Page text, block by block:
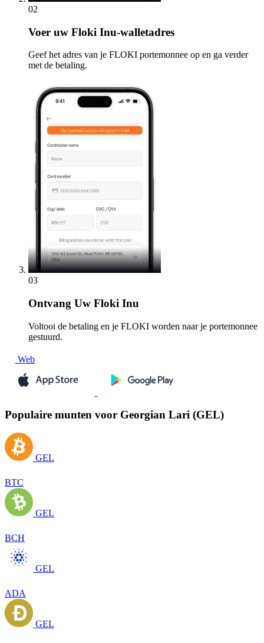
02
Voer uw Floki Inu-walletadres
Geef het adres van je FLOKI portemonnee op en ga verder
met de betaling.
03
Ontvang Uw Floki Inu
Voltooi de betaling en je FLOKI worden naar je portemonnee
gestuurd.
Web
Populaire munten voor Georgian Lari (GEL)
GEL
BTC
GEL
BCH
GEL
ADA
GEL